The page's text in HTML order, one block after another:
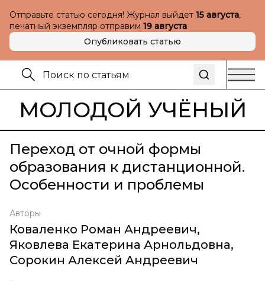
Отправьте статью сегодня! Журнал выйдет 15 августа,
печатный экземпляр отправим 19 августа
Опубликовать статью
МОЛОДОЙ УЧЁНЫЙ
Переход от очной формы
образования к дистанционной.
Особенности и проблемы
Авторы
Коваленко Роман Андреевич,
Яковлева Екатерина Арнольдовна,
Сорокин Алексей Андреевич